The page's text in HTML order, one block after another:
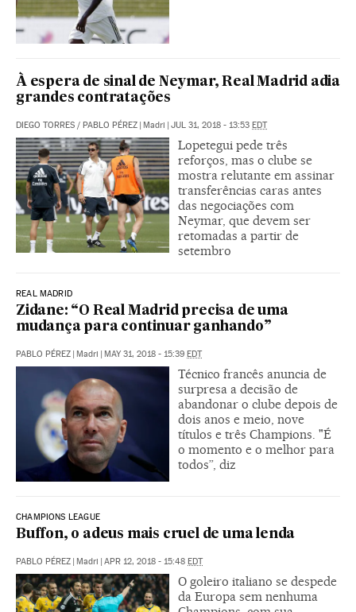
À espera de sinal de Neymar, Real Madrid adia
grandes contratações
DIEGO TORRES / PABLO PÉREZ Madri JUL 31, 2018 - 13:53 EDT
Lopetegui pede três
reforços, mas o clube se
mostra relutante em assinar
transferências caras antes
das negociações com
Neymar, que devem ser
retomadas a partir de
setembro
REAL MADRID
Zidane: “O Real Madrid precisa de uma
mudança para continuar ganhando”
PABLO PÉREZ Madri MAY 31, 2018 - 15:39 EDT
Técnico francês anuncia de
surpresa a decisão de
abandonar o clube depois de
dois anos e meio, nove
títulos e três Champions. "É
o momento e o melhor para
todos”, diz
CHAMPIONS LEAGUE
Buffon, o adeus mais cruel de uma lenda
PABLO PÉREZ | Madri | APR 12, 2018 - 15:48 EDT
O goleiro italiano se despede
da Europa sem nenhuma